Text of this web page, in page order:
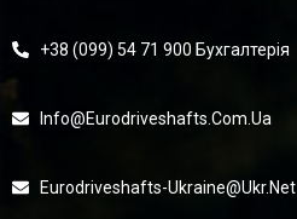
+38 (099) 54 71 900 Бухгалтерія
Info@eurodriveshafts.com.ua
Eurodriveshafts-Ukraine@ukr.net